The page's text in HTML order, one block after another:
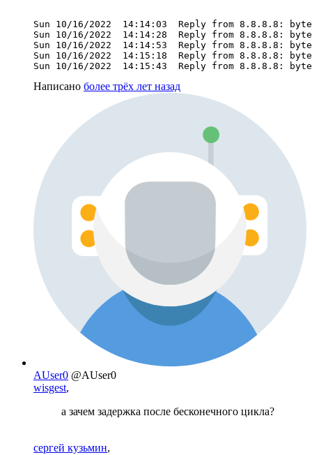
Sun 10/16/2022  14:14:03  Reply from 8.8.8.8:
Sun 10/16/2022  14:14:28  Reply from 8.8.8.8:
Sun 10/16/2022  14:14:53  Reply from 8.8.8.8:
Sun 10/16/2022  14:15:18  Reply from 8.8.8.8:
Sun 10/16/2022  14:15:43  Reply from 8.8.8.8:
Написано более трёх лет назад
AUser0 @AUser0
wisgest,
а зачем задержка после бесконечного цикла?
сергей кузьмин,